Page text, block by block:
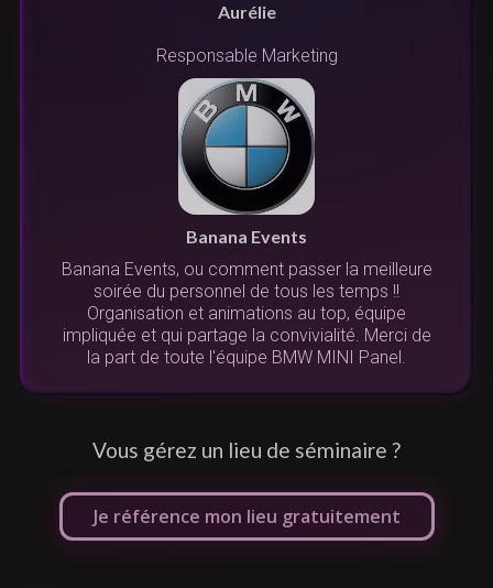
Aurélie
Responsable Marketing
Banana Events
Banana Events, ou comment passer la meilleure
soirée du personnel de tous les temps !!
Organisation et animations au top, équipe
impliquée et qui partage la convivialité. Merci de
la part de toute l'équipe BMW MINI Panel.
Vous gérez un lieu de séminaire ?
Je référence mon lieu gratuitement